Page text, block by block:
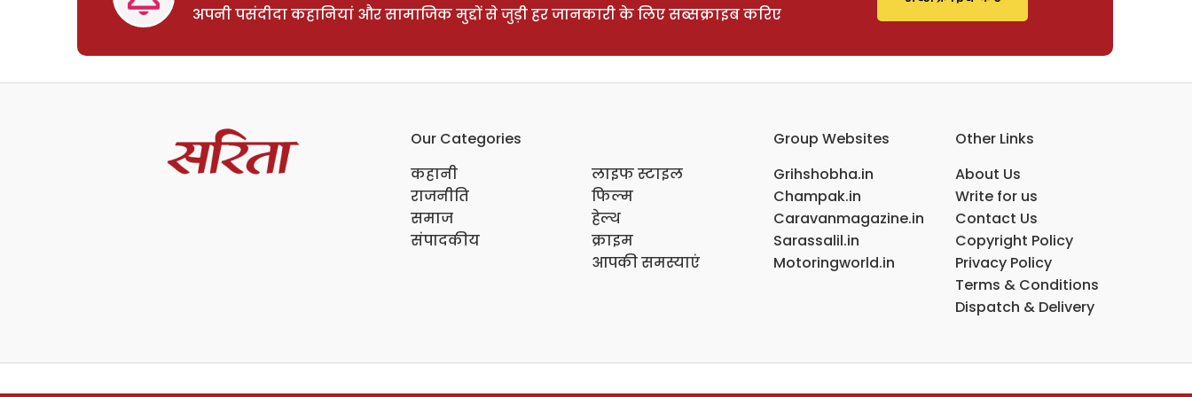
अपनी पसंदीदा कहानियां और सामाजिक मुद्दों से जुड़ी हर जानकारी के लिए सब्सक्राइब करिए
Our Categories
कहानी
राजनीति
समाज
संपादकीय
लाइफ स्टाइल
फिल्म
हेल्थ
क्राइम
आपकी समस्याएं
Group Websites
Grihshobha.in
Champak.in
Caravanmagazine.in
Sarassalil.in
Motoringworld.in
Other Links
About Us
Write for us
Contact Us
Copyright Policy
Privacy Policy
Terms & Conditions
Dispatch & Delivery